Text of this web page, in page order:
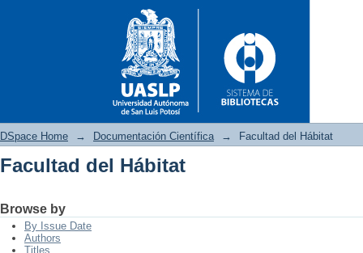
DSpace Home → Documentación Científica → Facultad del Hábitat
Facultad del Hábitat
Browse by
By Issue Date
Authors
Titles